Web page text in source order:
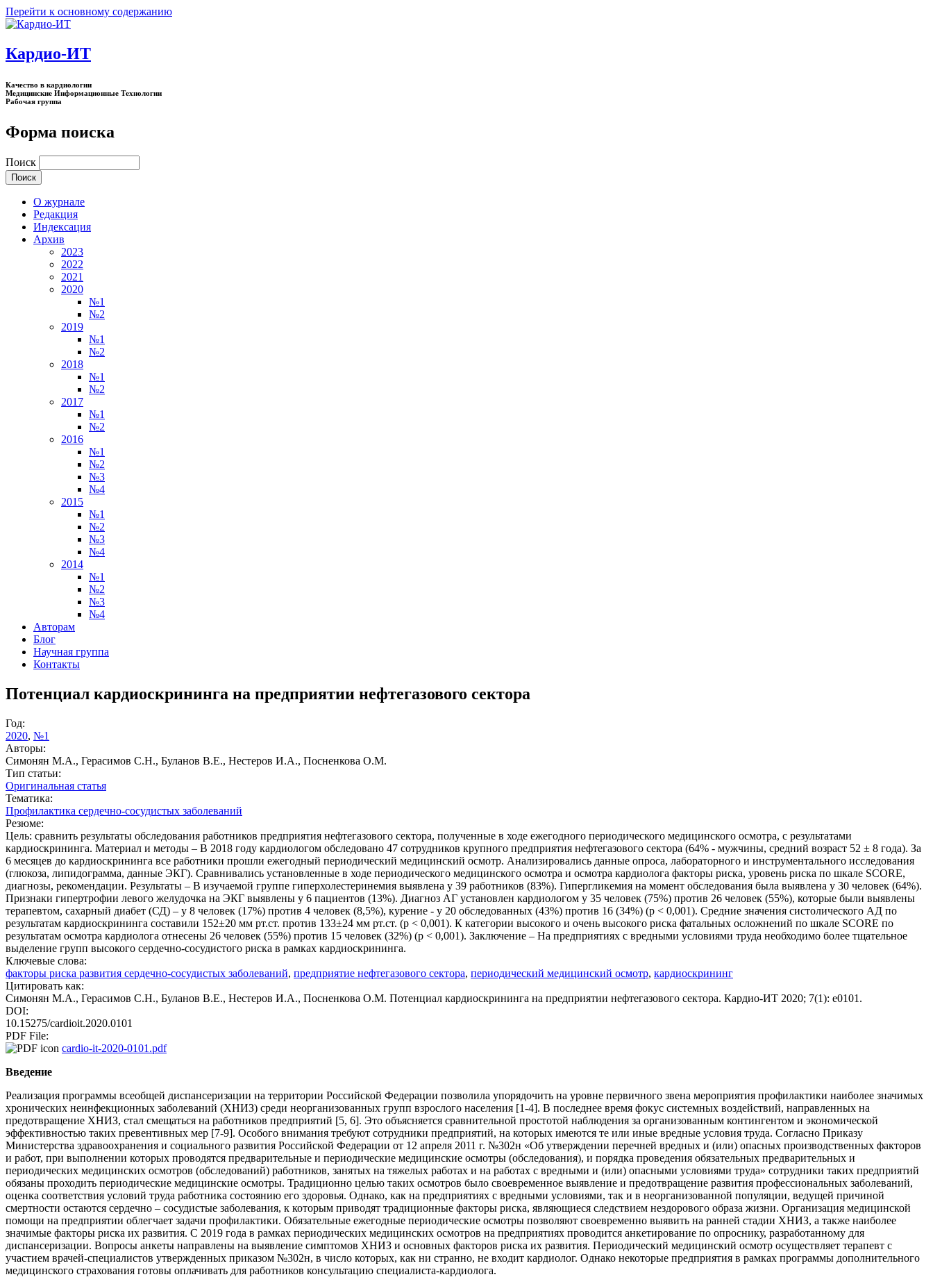
Перейти к основному содержанию
Кардио-ИТ
Качество в кардиологии
Медицинские Информационные Технологии
Рабочая группа
Форма поиска
Поиск
О журнале
Редакция
Индексация
Архив
2023
2022
2021
2020
№1
№2
2019
№1
№2
2018
№1
№2
2017
№1
№2
2016
№1
№2
№3
№4
2015
№1
№2
№3
№4
2014
№1
№2
№3
№4
Авторам
Блог
Научная группа
Контакты
Потенциал кардиоскрининга на предприятии нефтегазового сектора
Год:
2020, №1
Авторы:
Симонян М.А., Герасимов С.Н., Буланов В.Е., Нестеров И.А., Посненкова О.М.
Тип статьи:
Оригинальная статья
Тематика:
Профилактика сердечно-сосудистых заболеваний
Резюме:
Цель: сравнить результаты обследования работников предприятия нефтегазового сектора, полученные в ходе ежегодного периодического медицинского осмотра, с результатами
кардиоскрининга. Материал и методы – В 2018 году кардиологом обследовано 47 сотрудников крупного предприятия нефтегазового сектора (64% - мужчины, средний возраст 52 ± 8 года). За
6 месяцев до кардиоскрининга все работники прошли ежегодный периодический медицинский осмотр. Анализировались данные опроса, лабораторного и инструментального исследования
(глюкоза, липидограмма, данные ЭКГ). Сравнивались установленные в ходе периодического медицинского осмотра и осмотра кардиолога факторы риска, уровень риска по шкале SCORE,
диагнозы, рекомендации. Результаты – В изучаемой группе гиперхолестеринемия выявлена у 39 работников (83%). Гипергликемия на момент обследования была выявлена у 30 человек (64%).
Признаки гипертрофии левого желудочка на ЭКГ выявлены у 6 пациентов (13%). Диагноз АГ установлен кардиологом у 35 человек (75%) против 26 человек (55%), которые были выявлены
терапевтом, сахарный диабет (СД) – у 8 человек (17%) против 4 человек (8,5%), курение - у 20 обследованных (43%) против 16 (34%) (p < 0,001). Средние значения систолического АД по
результатам кардиоскрининга составили 152±20 мм рт.ст. против 133±24 мм рт.ст. (p < 0,001). К категории высокого и очень высокого риска фатальных осложнений по шкале SCORE по
результатам осмотра кардиолога отнесены 26 человек (55%) против 15 человек (32%) (p < 0,001). Заключение – На предприятиях с вредными условиями труда необходимо более тщательное
выделение групп высокого сердечно-сосудистого риска в рамках кардиоскрининга.
Ключевые слова:
факторы риска развития сердечно-сосудистых заболеваний, предприятие нефтегазового сектора, периодический медицинский осмотр, кардиоскрининг
Цитировать как:
Симонян М.А., Герасимов С.Н., Буланов В.Е., Нестеров И.А., Посненкова О.М. Потенциал кардиоскрининга на предприятии нефтегазового сектора. Кардио-ИТ 2020; 7(1): e0101.
DOI:
10.15275/cardioit.2020.0101
PDF File:
cardio-it-2020-0101.pdf
Введение
Реализация программы всеобщей диспансеризации на территории Российской Федерации позволила упорядочить на уровне первичного звена мероприятия профилактики наиболее значимых
хронических неинфекционных заболеваний (ХНИЗ) среди неорганизованных групп взрослого населения [1-4]. В последнее время фокус системных воздействий, направленных на
предотвращение ХНИЗ, стал смещаться на работников предприятий [5, 6]. Это объясняется сравнительной простотой наблюдения за организованным контингентом и экономической
эффективностью таких превентивных мер [7-9]. Особого внимания требуют сотрудники предприятий, на которых имеются те или иные вредные условия труда. Согласно Приказу
Министерства здравоохранения и социального развития Российской Федерации от 12 апреля 2011 г. №302н «Об утверждении перечней вредных и (или) опасных производственных факторов
и работ, при выполнении которых проводятся предварительные и периодические медицинские осмотры (обследования), и порядка проведения обязательных предварительных и
периодических медицинских осмотров (обследований) работников, занятых на тяжелых работах и на работах с вредными и (или) опасными условиями труда» сотрудники таких предприятий
обязаны проходить периодические медицинские осмотры. Традиционно целью таких осмотров было своевременное выявление и предотвращение развития профессиональных заболеваний,
оценка соответствия условий труда работника состоянию его здоровья. Однако, как на предприятиях с вредными условиями, так и в неорганизованной популяции, ведущей причиной
смертности остаются сердечно – сосудистые заболевания, к которым приводят традиционные факторы риска, являющиеся следствием нездорового образа жизни. Организация медицинской
помощи на предприятии облегчает задачи профилактики. Обязательные ежегодные периодические осмотры позволяют своевременно выявить на ранней стадии ХНИЗ, а также наиболее
значимые факторы риска их развития. С 2019 года в рамках периодических медицинских осмотров на предприятиях проводится анкетирование по опроснику, разработанному для
диспансеризации. Вопросы анкеты направлены на выявление симптомов ХНИЗ и основных факторов риска их развития. Периодический медицинский осмотр осуществляет терапевт с
участием врачей-специалистов утвержденных приказом №302н, в число которых, как ни странно, не входит кардиолог. Однако некоторые предприятия в рамках программы дополнительного
медицинского страхования готовы оплачивать для работников консультацию специалиста-кардиолога.